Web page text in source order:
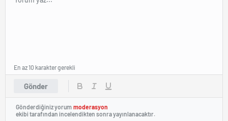
Gönder
En az 10 karakter gerekli
Gönderdiğiniz yorum moderasyon
ekibi tarafından incelendikten sonra yayınlanacaktır.